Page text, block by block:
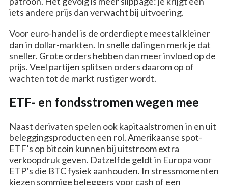
iets andere prijs dan verwacht bij uitvoering.
Voor euro-handel is de orderdiepte meestal kleiner
dan in dollar-markten. In snelle dalingen merk je dat
sneller. Grote orders hebben dan meer invloed op de
prijs. Veel partijen splitsen orders daarom op of
wachten tot de markt rustiger wordt.
ETF- en fondsstromen wegen mee
Naast derivaten spelen ook kapitaalstromen in en uit
beleggingsproducten een rol. Amerikaanse spot-
ETF’s op bitcoin kunnen bij uitstroom extra
verkoopdruk geven. Datzelfde geldt in Europa voor
ETP’s die BTC fysiek aanhouden. In stressmomenten
kiezen sommige beleggers voor cash of een